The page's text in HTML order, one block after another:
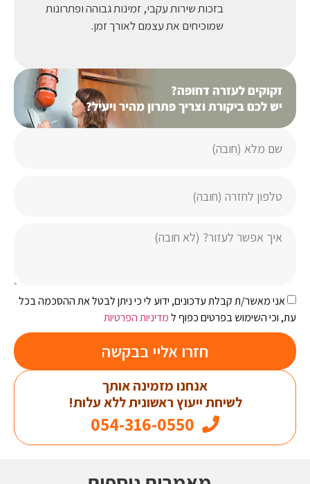
בזכות שירות עקבי, זמינות גבוהה ופתרונות
שמוכיחים את עצמם לאורך זמן.
זקוקים לעזרה דחופה?
יש לכם ביקורת וצריך פתרון מהיר ויעיל?
אני מאשר/ת קבלת עדכונים, ידוע לי כי ניתן לבטל את ההסכמה בכל
עת, וכי השימוש בפרטים כפוף למדיניות הפרטיות
חזרו אליי בבקשה
אנחנו מזמינה אותך
לשיחת ייעוץ ראשונית ללא עלות!
054-316-0550